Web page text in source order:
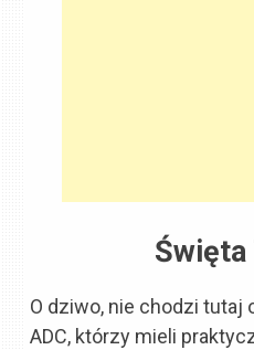
O dziwo, nie chodzi tutaj
ADC, którzy mieli